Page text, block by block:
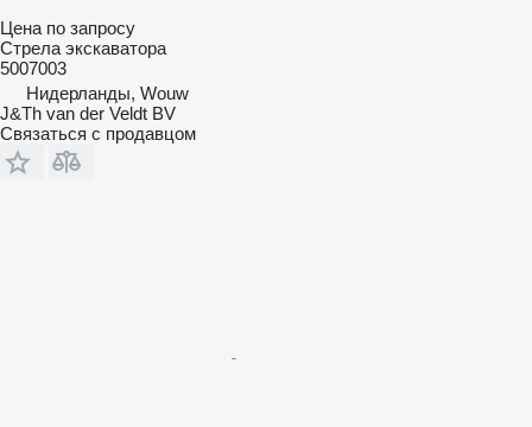
Цена по запросу
Стрела экскаватора
5007003
Нидерланды, Wouw
J&Th van der Veldt BV
Связаться с продавцом